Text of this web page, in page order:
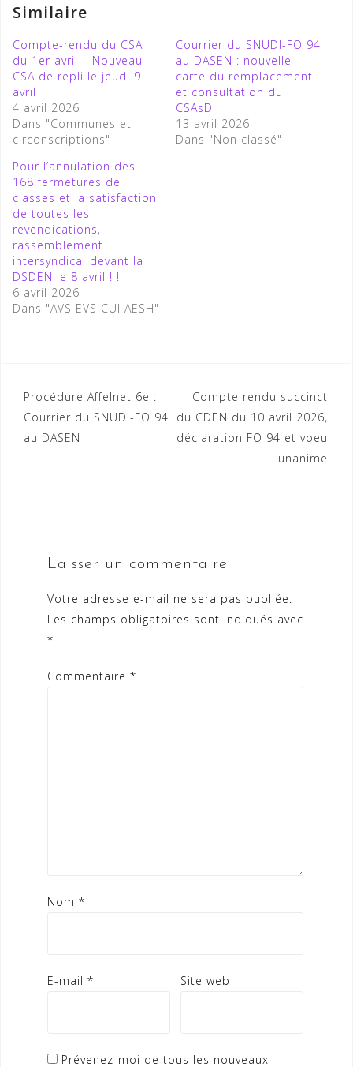
Similaire
Compte-rendu du CSA
du 1er avril – Nouveau
CSA de repli le jeudi 9
avril
4 avril 2026
Dans "Communes et
circonscriptions"
Courrier du SNUDI-FO 94
au DASEN : nouvelle
carte du remplacement
et consultation du
CSAsD
13 avril 2026
Dans "Non classé"
Pour l’annulation des
168 fermetures de
classes et la satisfaction
de toutes les
revendications,
rassemblement
intersyndical devant la
DSDEN le 8 avril ! !
6 avril 2026
Dans "AVS EVS CUI AESH"
Navigation
de
Procédure Affelnet 6e :
Courrier du SNUDI-FO 94
au DASEN
Compte rendu succinct
du CDEN du 10 avril 2026,
déclaration FO 94 et voeu
unanime
Laisser un commentaire
Votre adresse e-mail ne sera pas publiée.
Les champs obligatoires sont indiqués avec
*
Commentaire *
Nom *
E-mail * Site web
Prévenez-moi de tous les nouveaux